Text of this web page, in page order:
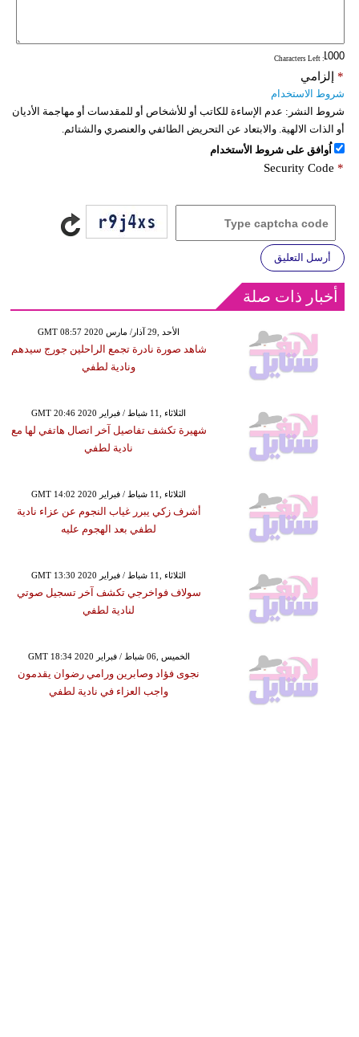
: Characters Left
إلزامي *
شروط الاستخدام
شروط النشر: عدم الإساءة للكاتب أو للأشخاص أو للمقدسات أو مهاجمة الأديان
أو الذات الالهية. والابتعاد عن التحريض الطائفي والعنصري والشتائم.
اُوافق على شروط الأستخدام
Security Code *
أرسل التعليق
أخبار ذات صلة
GMT 08:57 2020 الأحد ,29 آذار/ مارس
شاهد صورة نادرة تجمع الراحلين جورج سيدهم
ونادية لطفي
GMT 20:46 2020 الثلاثاء ,11 شباط / فبراير
شهيرة تكشف تفاصيل آخر اتصال هاتفي لها مع
نادية لطفي
GMT 14:02 2020 الثلاثاء ,11 شباط / فبراير
أشرف زكي يبرر غياب النجوم عن عزاء نادية
لطفي بعد الهجوم عليه
GMT 13:30 2020 الثلاثاء ,11 شباط / فبراير
سولاف فواخرجي تكشف آخر تسجيل صوتي
لنادية لطفي
GMT 18:34 2020 الخميس ,06 شباط / فبراير
نجوى فؤاد وصابرين ورامي رضوان يقدمون
واجب العزاء في نادية لطفي